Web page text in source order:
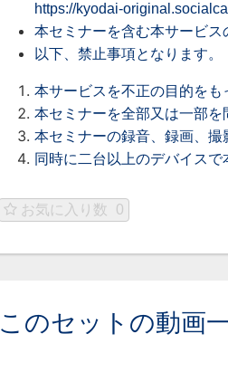
https://kyodai-
本セミナーを含む本サービス
以下、禁止事項となります。
本サービスを不正の目的をも
本セミナーを全部又は一部
本セミナーの録音、録画、撮
同時に二台以上のデバイス
お気に入り数 0
このセットの動画